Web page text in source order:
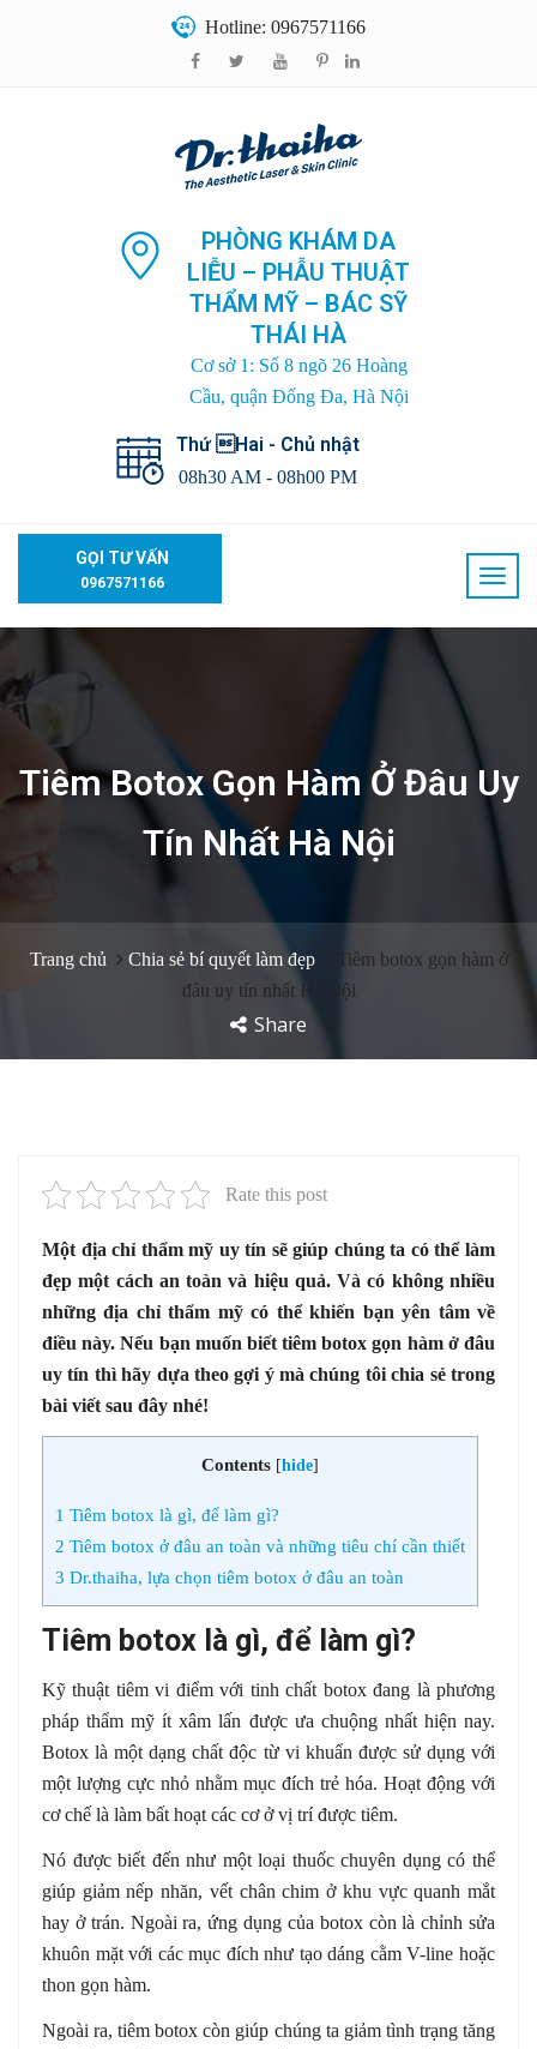
Hotline: 0967571166
PHÒNG KHÁM DA
LIỄU – PHẪU THUẬT
THẨM MỸ – BÁC SỸ
THÁI HÀ
Cơ sở 1: Số 8 ngõ 26 Hoàng
Cầu, quận Đống Đa, Hà Nội
Thứ Hai - Chủ nhật
08h30 AM - 08h00 PM
GỌI TƯ VẤN
0967571166
Tiêm Botox Gọn Hàm Ở Đâu Uy
Tín Nhất Hà Nội
Trang chủ Chia sẻ bí quyết làm đẹp
Tiêm botox gọn hàm ở
đâu uy tín nhất Hà Nội
Share
Rate this post
Một địa chỉ thẩm mỹ uy tín sẽ giúp chúng ta có thể làm
đẹp một cách an toàn và hiệu quả. Và có không nhiều
những địa chỉ thẩm mỹ có thể khiến bạn yên tâm về
điều này. Nếu bạn muốn biết tiêm botox gọn hàm ở đâu
uy tín thì hãy dựa theo gợi ý mà chúng tôi chia sẻ trong
bài viết sau đây nhé!
Contents [hide]
1 Tiêm botox là gì, để làm gì?
2 Tiêm botox ở đâu an toàn và những tiêu chí cần thiết
3 Dr.thaiha, lựa chọn tiêm botox ở đâu an toàn
Tiêm botox là gì, để làm gì?
Kỹ thuật tiêm vi điểm với tinh chất botox đang là phương
pháp thẩm mỹ ít xâm lấn được ưa chuộng nhất hiện nay.
Botox là một dạng chất độc từ vi khuẩn được sử dụng với
một lượng cực nhỏ nhằm mục đích trẻ hóa. Hoạt động với
cơ chế là làm bất hoạt các cơ ở vị trí được tiêm.
Nó được biết đến như một loại thuốc chuyên dụng có thể
giúp giảm nếp nhăn, vết chân chim ở khu vực quanh mắt
hay ở trán. Ngoài ra, ứng dụng của botox còn là chỉnh sửa
khuôn mặt với các mục đích như tạo dáng cằm V-line hoặc
thon gọn hàm.
Ngoài ra, tiêm botox còn giúp chúng ta giảm tình trạng tăng